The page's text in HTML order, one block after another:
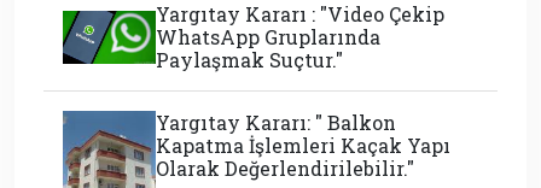
Yargıtay Kararı : "Video Çekip
WhatsApp Gruplarında
Paylaşmak Suçtur."
Yargıtay Kararı: " Balkon
Kapatma İşlemleri Kaçak Yapı
Olarak Değerlendirilebilir."